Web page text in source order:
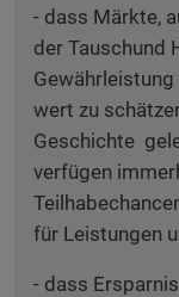
- dass Märkte,
der Tauschund
wert zu
Geschichte
verfügen
für Leistungen
- dass